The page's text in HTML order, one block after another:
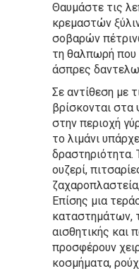
Θαυμάστε τις
κρεμαστών
σοβαρών
τη θαλπωρή που
άσπρες
Σε αντίθεση με
βρίσκονται
στην περιοχή
το λιμάνι
δραστηριότητα.
ουζερί,
Επίσης μια
καταστημάτων,
αισθητικής και
προσφέρουν
κοσμήματα,